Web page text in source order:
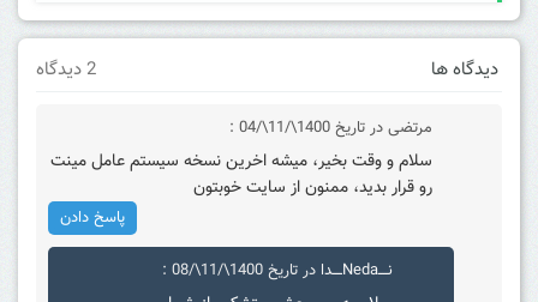
دیدگاه ها 2 دیدگاه
مرتضی در تاریخ 1400\/11\/04 :
سلام و وقت بخیر، میشه اخرین نسخه سیستم عامل مینت
رو قرار بدید، ممنون از سایت خوبتون
پاسخ دادن
نــــNedaــــدا در تاریخ 1400\/11\/08 :